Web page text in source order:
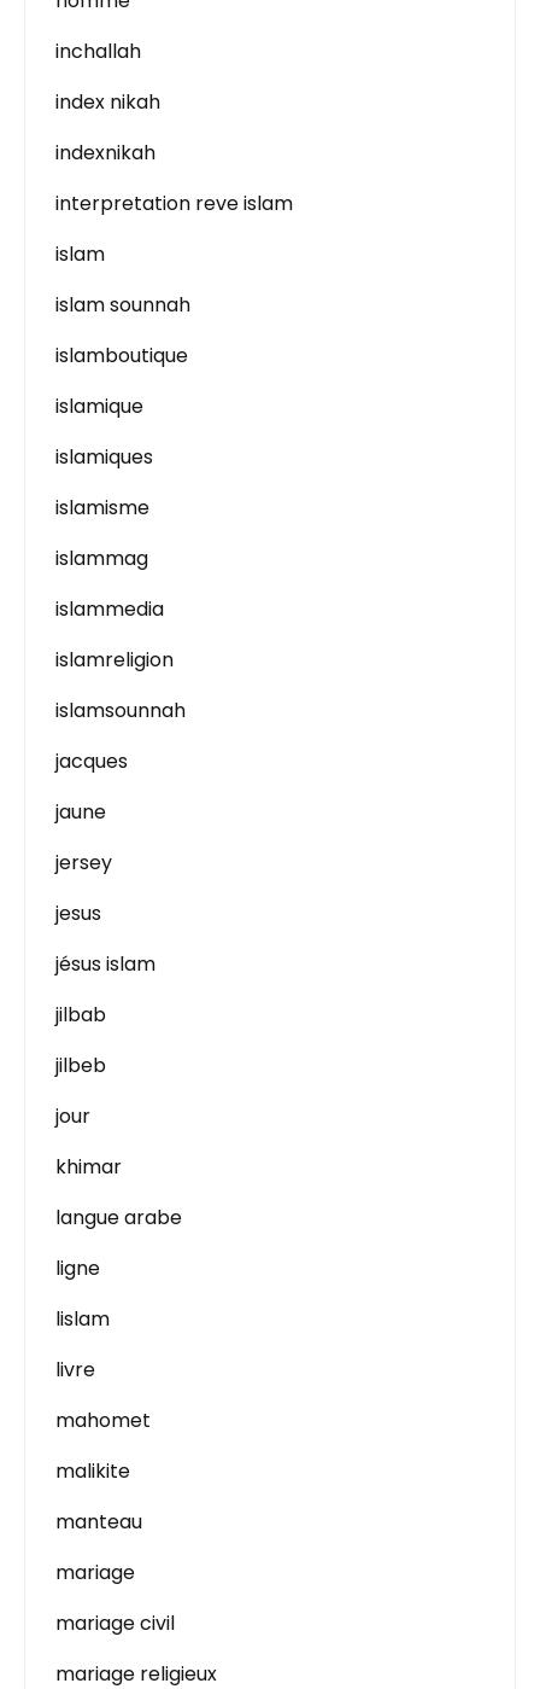
inchallah
index nikah
indexnikah
interpretation reve islam
islam
islam sounnah
islamboutique
islamique
islamiques
islamisme
islammag
islammedia
islamreligion
islamsounnah
jacques
jaune
jersey
jesus
jésus islam
jilbab
jilbeb
jour
khimar
langue arabe
ligne
lislam
livre
mahomet
malikite
manteau
mariage
mariage civil
mariage religieux